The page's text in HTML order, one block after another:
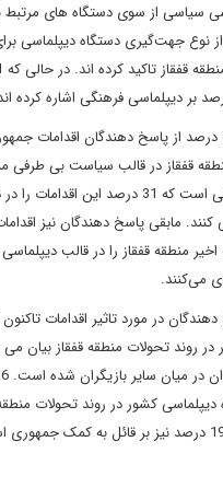
سیاسی از سوی دستگاه های
نوع جهت‌گیری دستگاه دیپلماسی
از سوی دیگر43 درصد از پاسخ دهندگان
قفقاز در قالب سیاست بی طرفی
کنند. این درحالی است که 31 درصد این
مابقی پاسخ دهندگان نیز
اخیر منطقه قفقاز را در قالب
می‌کنند.
دهندگان در مورد تاثیر اقدامات
روند تحولات منطقه قفقاز بیان
دیپلماسی کشور در روند تحولات
حالی است که 19 درصد نیز بر قائل به کمک